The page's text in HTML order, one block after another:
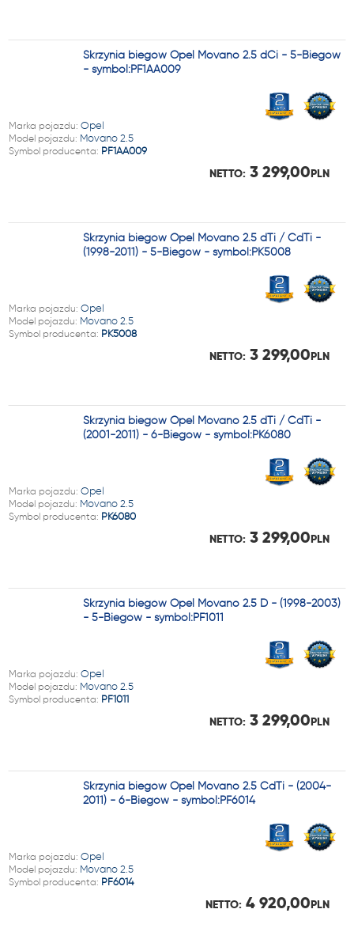
Skrzynia biegów Opel Movano 2.5 dCi - 5-Biegów
- symbol:PF1AA009
Marka pojazdu: Opel
Model pojazdu: Movano 2.5
Symbol producenta: PF1AA009
NETTO: 3 299,00PLN
Skrzynia biegów Opel Movano 2.5 dTi / CdTi -
(1998-2011) - 5-Biegów - symbol:PK5008
Marka pojazdu: Opel
Model pojazdu: Movano 2.5
Symbol producenta: PK5008
NETTO: 3 299,00PLN
Skrzynia biegów Opel Movano 2.5 dTi / CdTi -
(2001-2011) - 6-Biegów - symbol:PK6080
Marka pojazdu: Opel
Model pojazdu: Movano 2.5
Symbol producenta: PK6080
NETTO: 3 299,00PLN
Skrzynia biegów Opel Movano 2.5 D - (1998-2003)
- 5-Biegów - symbol:PF1011
Marka pojazdu: Opel
Model pojazdu: Movano 2.5
Symbol producenta: PF1011
NETTO: 3 299,00PLN
Skrzynia biegów Opel Movano 2.5 CdTi - (2004-
2011) - 6-Biegów - symbol:PF6014
Marka pojazdu: Opel
Model pojazdu: Movano 2.5
Symbol producenta: PF6014
NETTO: 4 920,00PLN